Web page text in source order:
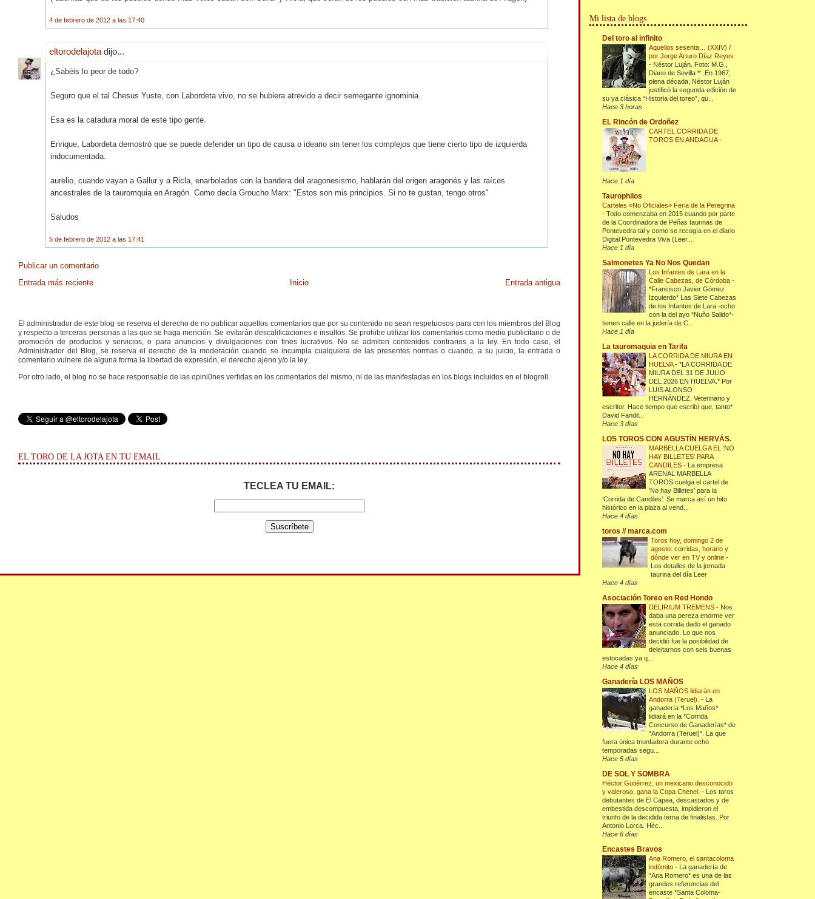
4 de febrero de 2012 a las 17:40
eltorodelajota dijo...
¿Sabéis lo peor de todo?
Seguro que el tal Chesus Yuste, con Labordeta vivo, no se hubiera atrevido a decir semegante ignominia.
Esa es la catadura moral de este tipo gente.
Enrique, Labordeta demostró que se puede defender un tipo de causa o ideario sin tener los complejos que tiene cierto tipo de izquierda
indocumentada.
aurelio, cuando vayan a Gallur y a Ricla, enarbolados con la bandera del aragonesismo, hablarán del origen aragonés y las raíces
ancestrales de la tauromquia en Aragón. Como decía Groucho Marx: "Estos son mis principios. Si no te gustan, tengo otros"
Saludos
5 de febrero de 2012 a las 17:41
Publicar un comentario
Entrada más reciente
Entrada antigua
Inicio
El administrador de este blog se reserva el derecho de no publicar aquellos comentarios que por su contenido no sean respetuosos para con los miembros del Blog
y respecto a terceras personas a las que se haga mención. Se evitarán descalificaciones e insultos. Se prohibe utilizar los comentarios como medio publicitario o de
promoción de productos y servicios, o para anuncios y divulgaciones con fines lucrativos. No se admiten contenidos contrarios a la ley. En todo caso, el
Administrador del Blog, se reserva el derecho de la moderación cuando se incumpla cualquiera de las presentes normas o cuando, a su juicio, la entrada o
comentario vulnere de alguna forma la libertad de expresión, el derecho ajeno y/o la ley.
Por otro lado, el blog no se hace responsable de las opini0nes vertidas en los comentarios del mismo, ni de las manifestadas en los blogs incluidos en el blogroll.
EL TORO DE LA JOTA EN TU EMAIL
TECLEA TU EMAIL:
Mi lista de blogs
Del toro al infinito
Aquellos sesenta… (XXIV) /
por Jorge Arturo Díaz Reyes
- Néstor Luján. Foto: M.G.,
Diario de Sevilla *'..En 1967,
plena década, Néstor Luján
justificó la segunda edición de
su ya clásica “Historia del toreo”, qu...
Hace 3 horas
EL Rincón de Ordoñez
CARTEL CORRIDA DE
TOROS EN ANDAGUA-
Hace 1 día
Taurophilos
Carteles «No Oficiales» Feria de la Peregrina
-Todo comenzaba en 2015 cuando por parte
de la Coordinadora de Peñas taurinas de
Pontevedra tal y como se recogía en el diario
Digital Pontevedra Viva (Leer...
Hace 1 día
Salmonetes Ya No Nos Quedan
Los Infantes de Lara en la
Calle Cabezas, de Córdoba-
*Francisco Javier Gómez
Izquierdo* Las Siete Cabezas
de los Infantes de Lara -ocho
con la del ayo *Nuño Salido*-
tienen calle en la judería de C...
Hace 1 día
La tauromaquia en Tarifa
LA CORRIDA DE MIURA EN
HUELVA-*LA CORRIDA DE
MIURA DEL 31 DE JULIO
DEL 2026 EN HUELVA.* Por
LUIS ALONSO
HERNÁNDEZ. Veterinario y
escritor. Hace tiempo que escribí que, tanto*
David Fandil...
Hace 3 días
LOS TOROS CON AGUSTÍN HERVÁS.
MARBELLA CUELGA EL 'NO
HAY BILLETES' PARA
CANDILES- La empresa
ARENAL MARBELLA
TOROS cuelga el cartel de
'No hay Billetes' para la
‘Corrida de Candiles’. Se marca así un hito
histórico en la plaza al vend...
Hace 4 días
toros // marca.com
Toros hoy, domingo 2 de
agosto: corridas, horario y
dónde ver en TV y online-
Los detalles de la jornada
taurina del día Leer
Hace 4 días
Asociación Toreo en Red Hondo
DELIRIUM TREMENS- Nos
daba una pereza enorme ver
esta corrida dado el ganado
anunciado. Lo que nos
decidió fue la posibilidad de
deleitarnos con seis buenas
estocadas ya q...
Hace 4 días
Ganadería LOS MAÑOS
LOS MAÑOS lidiarán en
Andorra (Teruel).- La
ganadería *Los Maños*
lidiará en la *Corrida
Concurso de Ganaderías* de
*Andorra (Teruel)*. La que
fuera única triunfadora durante ocho
temporadas segu...
Hace 5 días
DE SOL Y SOMBRA
Héctor Gutiérrez, un mexicano desconocido
y valeroso, gana la Copa Chenel.- Los toros
debutantes de El Capea, descastados y de
embestida descompuesta, impidieron el
triunfo de la decidida terna de finalistas. Por
Antonio Lorca. Héc...
Hace 6 días
Encastes Bravos
Ana Romero, el santacoloma
indómito- La ganadería de
*Ana Romero* es una de las
grandes referencias del
encaste *Santa Coloma-